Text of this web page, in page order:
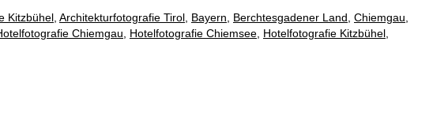
Kitzbühel Architekturfotografie Tirol Bayern Berchtesgadener Land Chiemgau
Chiemgau Hotelfotografie Chiemsee Hotelfotografie Kitzbühel